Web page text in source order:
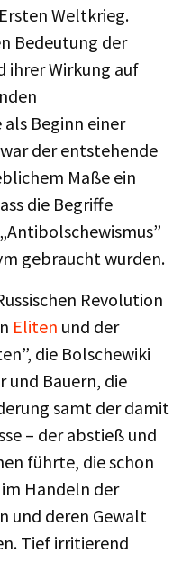
Weltkrieg.
Bedeutung der
ihrer Wirkung auf
Beginn einer
der entstehende
Maße ein
die Begriffe
gebraucht wurden.
Revolution
Eliten und der
die Bolschewiki
und Bauern, die
samt der damit
– der abstieß und
führte, die schon
Handeln der
und deren Gewalt
Tief irritierend